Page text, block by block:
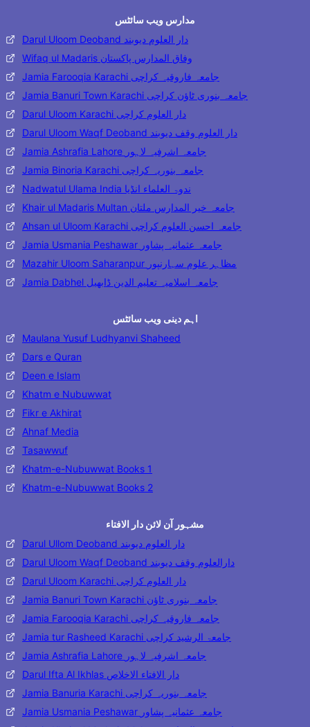
مدارس ویب سائٹس
Darul Uloom Deoband دار العلوم دیوبند
Wifaq ul Madaris وفاق المدارس پاکستان
Jamia Farooqia Karachi جامعہ فاروقیہ کراچی
Jamia Banuri Town Karachi جامعہ بنوری ٹاؤن کراچی
Darul Uloom Karachi دار العلوم کراچی
Darul Uloom Waqf Deoband دار العلوم وقف دیوبند
Jamia Ashrafia Lahore جامعہ اشرفیہ لاہور
Jamia Binoria Karachi جامعہ بنوریہ کراچی
Nadwatul Ulama India ندوۃ العلماء انڈیا
Khair ul Madaris Multan جامعہ خیر المدارس ملتان
Ahsan ul Uloom Karachi جامعہ احسن العلوم کراچی
Jamia Usmania Peshawar جامعہ عثمانیہ پشاور
Mazahir Uloom Saharanpur مظاہر علوم سہارنپور
Jamia Dabhel جامعہ اسلامیہ تعلیم الدین ڈابھیل
اہم دینی ویب سائٹس
Maulana Yusuf Ludhyanvi Shaheed
Dars e Quran
Deen e Islam
Khatm e Nubuwwat
Fikr e Akhirat
Ahnaf Media
Tasawwuf
Khatm-e-Nubuwwat Books 1
Khatm-e-Nubuwwat Books 2
مشہور آن لائن دار الافتاء
Darul Ullom Deoband دار العلوم دیوبند
Darul Uloom Waqf Deoband دارالعلوم وقف دیوبند
Darul Uloom Karachi دار العلوم کراچی
Jamia Banuri Town Karachi جامعہ بنوری ٹاؤن
Jamia Farooqia Karachi جامعہ فاروقیہ کراچی
Jamia tur Rasheed Karachi جامعۃ الرشید کراچی
Jamia Ashrafia Lahore جامعہ اشرفیہ لاہور
Darul Ifta Al Ikhlas دار الافتاء الاخلاص
Jamia Banuria Karachi جامعہ بنوریہ کراچی
Jamia Usmania Peshawar جامعہ عثمانیہ پشاور